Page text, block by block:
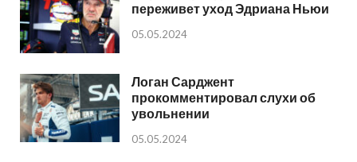
переживет уход Эдриана Ньюи
05.05.2024
Логан Сарджент
прокомментировал слухи об
увольнении
05.05.2024